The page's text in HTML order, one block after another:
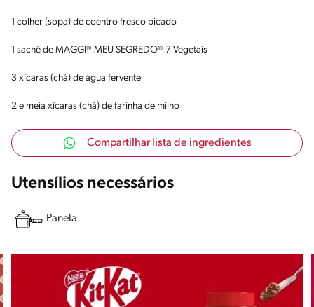
1 colher (sopa) de coentro fresco picado
1 sachê de MAGGI® MEU SEGREDO® 7 Vegetais
3 xícaras (chá) de água fervente
2 e meia xícaras (chá) de farinha de milho
Compartilhar lista de ingredientes
Utensílios necessários
Panela